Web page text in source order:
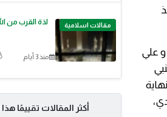
و علي
و التي كانت عام 622 ميلادي،
مقالات اسلامية لذة القرب من
منذ 3 أيام
أكثر المقالات تقييمًا